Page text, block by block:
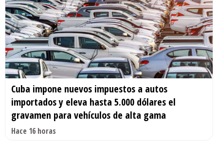
Cuba impone nuevos impuestos a autos
importados y eleva hasta 5.000 dólares el
gravamen para vehículos de alta gama
Hace 16 horas